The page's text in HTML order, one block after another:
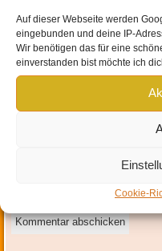
Auf dieser Webseite werden
eingebunden und deine IP-
Wir benötigen das für eine
einverstanden bist möchte ich
Cookie-
Name*
Website
Speicherung und